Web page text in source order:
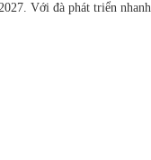
Với đà phát triển